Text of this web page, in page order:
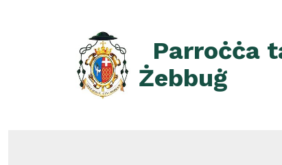
Parroċċa
Żebbuġ